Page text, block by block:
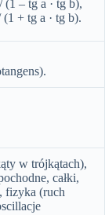
– tg a · tg b),
+ tg a · tg b).
w trójkątach),
całki,
fizyka (ruch